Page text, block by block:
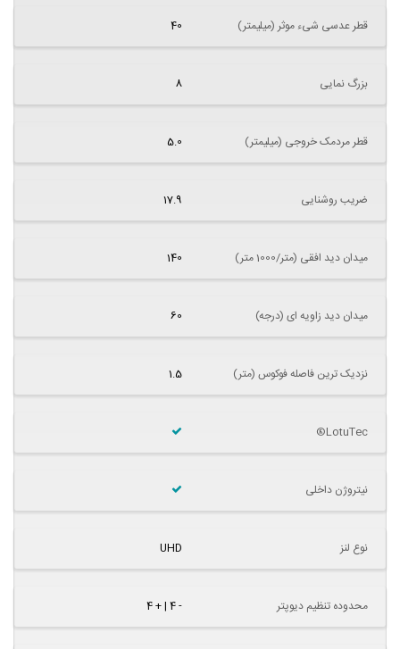
قطر عدسی شیء موثر (میلیمتر) 40
بزرگ نمایی 8
قطر مردمک خروجی (میلیمتر) 5.0
ضریب روشنایی 17.9
میدان دید افقی (متر/1000 متر) 140
میدان دید زاویه ای (درجه) 60
نزدیک ترین فاصله فوکوس (متر) 1.5
LotuTec®
نیتروژن داخلی
نوع لنز UHD
محدوده تنظیم دیوپتر - 4 | + 4